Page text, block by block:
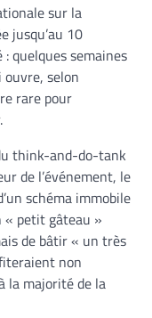
sur la
jusqu’au 10
quelques semaines
selon
rare pour
think-and-do-tank
de l’événement, le
schéma immobile
« petit gâteau »
de bâtir « un très
non
la majorité de la